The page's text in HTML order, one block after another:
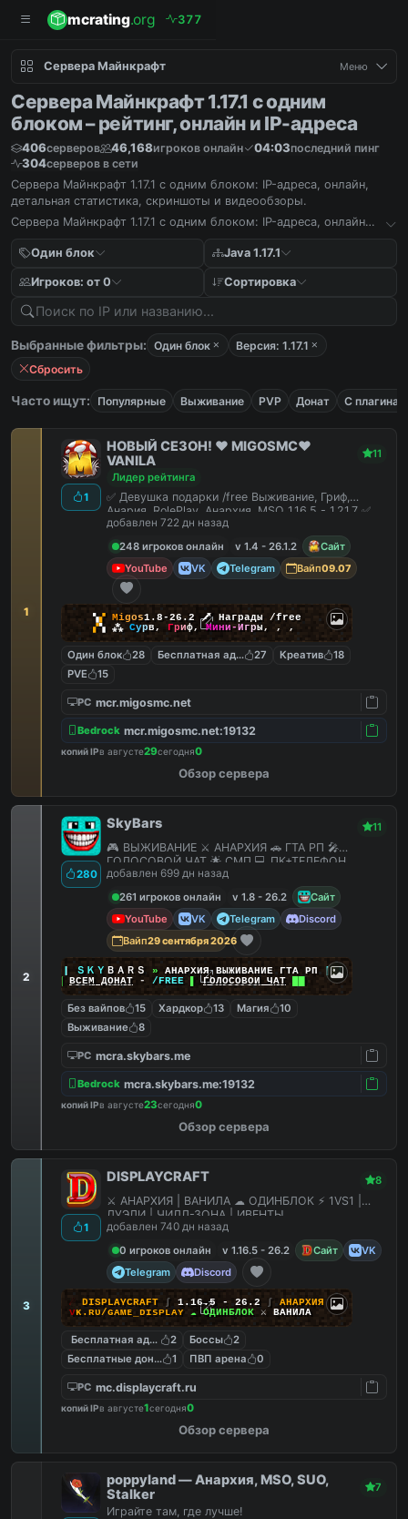
mcrating.org 377
Сервера Майнкрафт Меню
Сервера Майнкрафт 1.17.1 с одним
блоком – рейтинг, онлайн и IP-адреса
406серверов 46,168игроков онлайн 04:03последний пинг
304серверов в сети
Сервера Майнкрафт 1.17.1 с одним блоком: IP-адреса, онлайн,
детальная статистика, скриншоты и видеообзоры.
Сервера Майнкрафт 1.17.1 с одним блоком: IP-адреса, онлайн,
Один блок
Java 1.17.1
Игроков: от 0 Сортировка
Выбранные фильтры: Один блок
Версия: 1.17.1
Сбросить
Часто ищут: Популярные Выживание PVP Донат С
1
1
НОВЫЙ СЕЗОН! ❤️ MIGOSMC❤️
VANILA
11
Лидер рейтинга
✅ Девушка подарки /free Выживание, Гриф,
Анария, RolePlay, Анархия, MSO 1.16.5 - 1.21.7 ✅
добавлен 722 дн назад
248 игроков онлайн
v 1.4 - 26.1.2
Сайт
YouTube
VK Telegram Вайп09.07
▚▞ Migos1.8-26.2🗡 Награды /free
▞▚ ⁂ Сурв, Гриф,Мини-Игры, , ,
Один блок 28 Бесплатная админка
27 Креатив
18
PVE
15
PC mcr.migosmc.net
Bedrock mcr.migosmc.net:19132
копий IPв августе29сегодня0
Обзор сервера
2
280
SkyBars 11
🎮 ВЫЖИВАНИЕ ⚔️ АНАРХИЯ 🚗 ГТА РП 🎤
ГОЛОСОВОЙ ЧАТ 🌟 СМП 💻 ПК+ТЕЛЕФОН
добавлен 699 дн назад
261 игроков онлайн
v 1.8 - 26.2
Сайт
YouTube
VK Telegram
Discord
Вайп29 сентября 2026
ＳＫＹ ＢＡＲＳ » АНАРХИЯ ВЫЖИВАНИЕ ГТА РП |||
ВСЕМ ДОНАТ- /FREE ▌ГОЛОСОВОЙ ЧАТ
Без вайпов 15 Хардкор 13 Магия
10
Выживание
8
PC mcra.skybars.me
Bedrock mcra.skybars.me:19132
копий IPв августе23сегодня0
Обзор сервера
3
1
DISPLAYCRAFT 8
⚔ АНАРХИЯ | ВАНИЛА ☁ ОДИНБЛОК ⚡ 1VS1 |
ДУЭЛИ | ЧИЛЛ-ЗОНА | ИВЕНТЫ
добавлен 740 дн назад
0 игроков онлайн
v 1.16.5 - 26.2 Сайт
VK
Telegram
Discord
☄ DISPLAYCRAFT ∫ 1.16.5 - 26.2 ∫ АНАРХИЯ
ᴠᴋ . ʀᴜ/ɢᴀᴍᴇ ᴅɪѕᴘʟᴀʏ ☁ ОДИНБЛОК ⚔ ВАНИЛА
Бесплатная админка
2 Боссы
2
Бесплатные донат кейсы
1 ПВП арена 0
PC mc.displaycraft.ru
копий IPв августе1сегодня0
Обзор сервера
poppyland — Анархия, MSO, SUO,
Stalker
7
Играйте там, где лучше!